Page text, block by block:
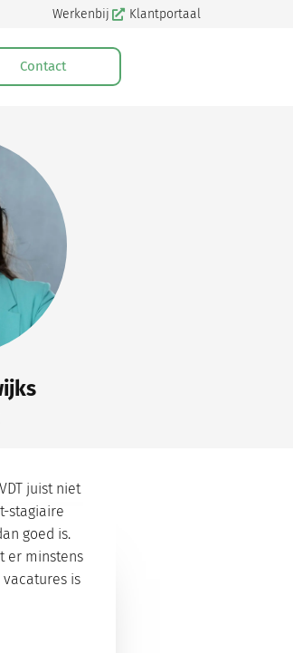
Werkenbij Klantportaal
Contact
juist niet
stagiaire
goed is.
er minstens
vacatures is